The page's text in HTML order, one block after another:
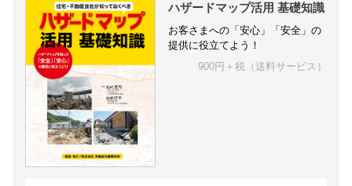
ハザードマップ活用 基礎知識
お客さまへの「安心」「安全」の
提供に役立てよう！
900円＋税（送料サービス）